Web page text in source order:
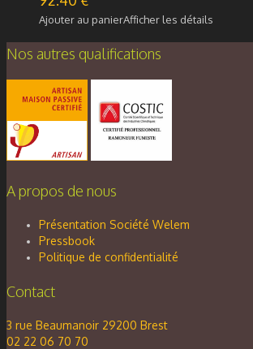
Ajouter au panierAfficher les détails
Nos autres qualifications
A propos de nous
Présentation Société Welem
Pressbook
Politique de confidentialité
Contact
3 rue Beaumanoir 29200 Brest
02 22 06 70 70